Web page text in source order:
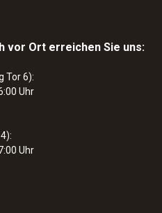
vor Ort erreichen Sie uns:
Tor 6):
Uhr
Uhr